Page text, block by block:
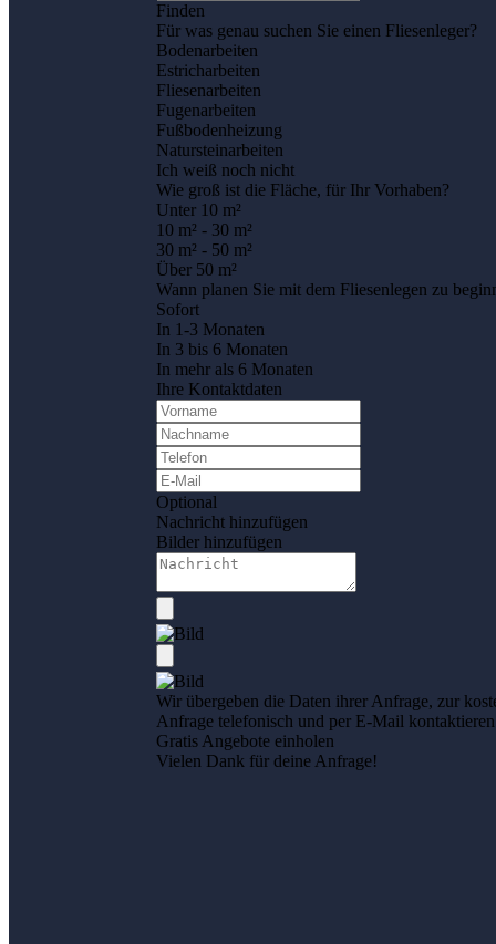
Finden
Für was genau suchen Sie einen Fliesenleger?
Bodenarbeiten
Estricharbeiten
Fliesenarbeiten
Fugenarbeiten
Fußbodenheizung
Natursteinarbeiten
Ich weiß noch nicht
Wie groß ist die Fläche, für Ihr Vorhaben?
Unter 10 m²
10 m² - 30 m²
30 m² - 50 m²
Über 50 m²
Wann planen Sie mit dem Fliesenlegen zu
Sofort
In 1-3 Monaten
In 3 bis 6 Monaten
In mehr als 6 Monaten
Ihre Kontaktdaten
Optional
Nachricht hinzufügen
Bilder hinzufügen
Wir übergeben die Daten ihrer Anfrage, zur
Anfrage telefonisch und per E-Mail
Gratis Angebote einholen
Vielen Dank für deine Anfrage!